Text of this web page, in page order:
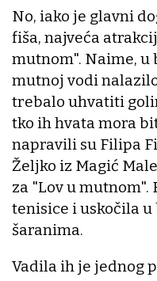
No, iako je glavni
fiša, najveća
mutnom". Naime, u
mutnoj vodi nalazilo
trebalo uhvatiti
tko ih hvata mora
napravili su Filipa
Željko iz Magić
za "Lov u
tenisice i uskočila u
šaranima.
Vadila ih je jednog